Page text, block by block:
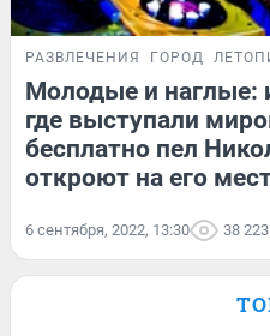
РАЗВЛЕЧЕНИЯ ГОРОД
Молодые и наглые:
где выступали
бесплатно пел
откроют на его
6 сентября, 2022, 13:30 38 223